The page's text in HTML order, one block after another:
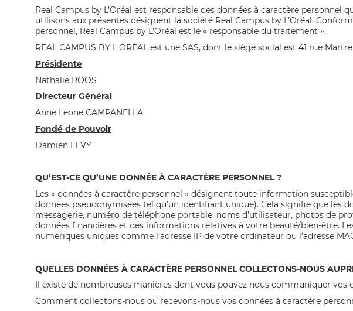
Real Campus by L’Oréal est responsable des données à caractère personnel
utilisons aux présentes désignent la société Real Campus by L’Oréal.
personnel, Real Campus by L’Oréal est le « responsable du traitement ».
REAL CAMPUS BY L'ORÉAL est une SAS, dont le siège social est 41 rue
Présidente
Nathalie ROOS
Directeur Général
Anne Leone CAMPANELLA
Fondé de Pouvoir
Damien LEVY
QU’EST-CE QU’UNE DONNÉE À CARACTÈRE PERSONNEL ?
Les « données à caractère personnel » désignent toute information
données pseudonymisées tel qu’un identifiant unique). Cela signifie que les
messagerie, numéro de téléphone portable, noms d’utilisateur, photos de
données financières et des informations relatives à votre beauté/bien-être.
numériques uniques comme l’adresse IP de votre ordinateur ou l’adresse
QUELLES DONNÉES À CARACTÈRE PERSONNEL COLLECTONS-NOUS
Il existe de nombreuses manières dont vous pouvez nous communiquer
Comment collectons-nous ou recevons-nous vos données à caractère